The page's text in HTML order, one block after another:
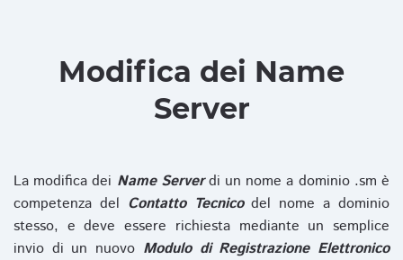
Modifica dei Name
Server
La modifica dei Name Serverdi un nome a dominio .sm è
competenza del Contatto Tecnicodel nome a dominio
stesso, e deve essere richiesta mediante un semplice
invio di un nuovo Modulo di Registrazione Elettronico